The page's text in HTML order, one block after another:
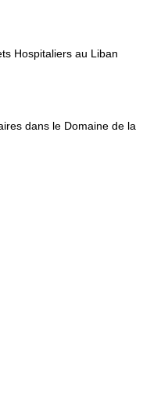
Hospitaliers au Liban
dans le Domaine de la